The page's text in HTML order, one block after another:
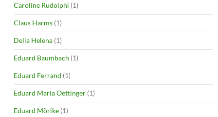
Caroline Rudolphi (1)
Claus Harms (1)
Delia Helena (1)
Eduard Baumbach (1)
Eduard Ferrand (1)
Eduard Maria Oettinger (1)
Eduard Mörike (1)